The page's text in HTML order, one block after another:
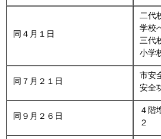
同４月１日
二
学校
三代
小学
同７月２１日
市安
安全
同９月２６日
４階
２